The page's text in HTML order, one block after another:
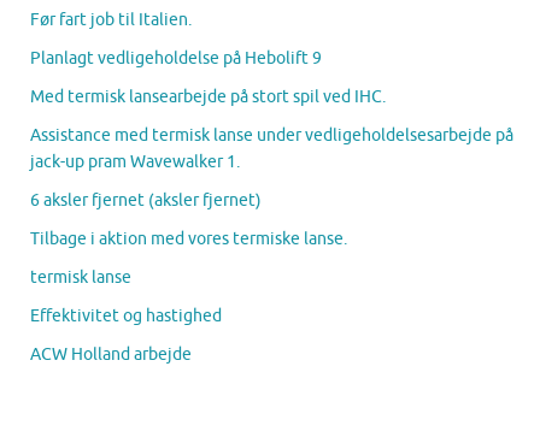
Før fart job til Italien.
Planlagt vedligeholdelse på Hebolift 9
Med termisk lansearbejde på stort spil ved IHC.
Assistance med termisk lanse under vedligeholdelsesarbejde på
jack-up pram Wavewalker 1.
6 aksler fjernet (aksler fjernet)
Tilbage i aktion med vores termiske lanse.
termisk lanse
Effektivitet og hastighed
ACW Holland arbejde